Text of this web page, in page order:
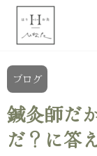
ブログ
鍼灸師だ
だ？に答